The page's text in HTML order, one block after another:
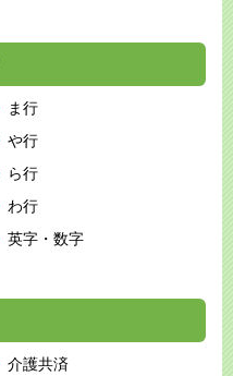
ま行
や行
ら行
わ行
英字・数字
介護共済